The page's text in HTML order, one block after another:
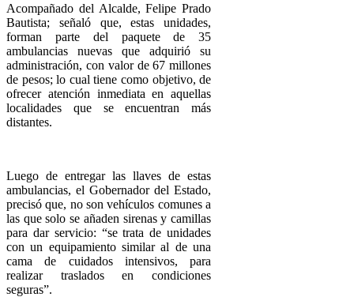
Acompañado del Alcalde, Felipe Prado
Bautista; señaló que, estas unidades,
forman parte del paquete de 35
ambulancias nuevas que adquirió su
administración, con valor de 67 millones
de pesos; lo cual tiene como objetivo, de
ofrecer atención inmediata en aquellas
localidades que se encuentran más
distantes.
Luego de entregar las llaves de estas
ambulancias, el Gobernador del Estado,
precisó que, no son vehículos comunes a
las que solo se añaden sirenas y camillas
para dar servicio: “se trata de unidades
con un equipamiento similar al de una
cama de cuidados intensivos, para
realizar traslados en condiciones
seguras”.